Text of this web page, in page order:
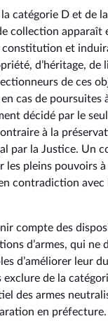
catégorie D et de
collection apparaît
et
d’héritage,
de ces
cas de poursuites
décidé par le
à la
par la Justice. Un
les pleins pouvoirs
contradiction avec
compte des
d’armes, qui ne
d’améliorer leur
de la
des armes
en préfecture.